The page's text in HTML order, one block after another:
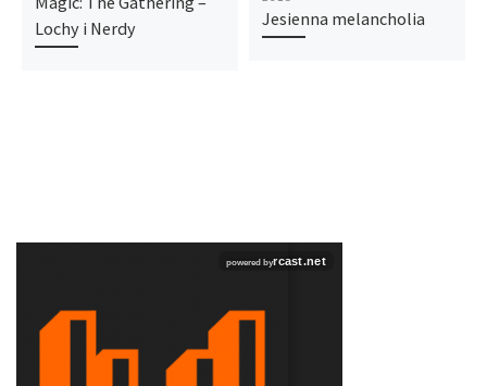
Lochy i Nerdy
Jesienna melancholia